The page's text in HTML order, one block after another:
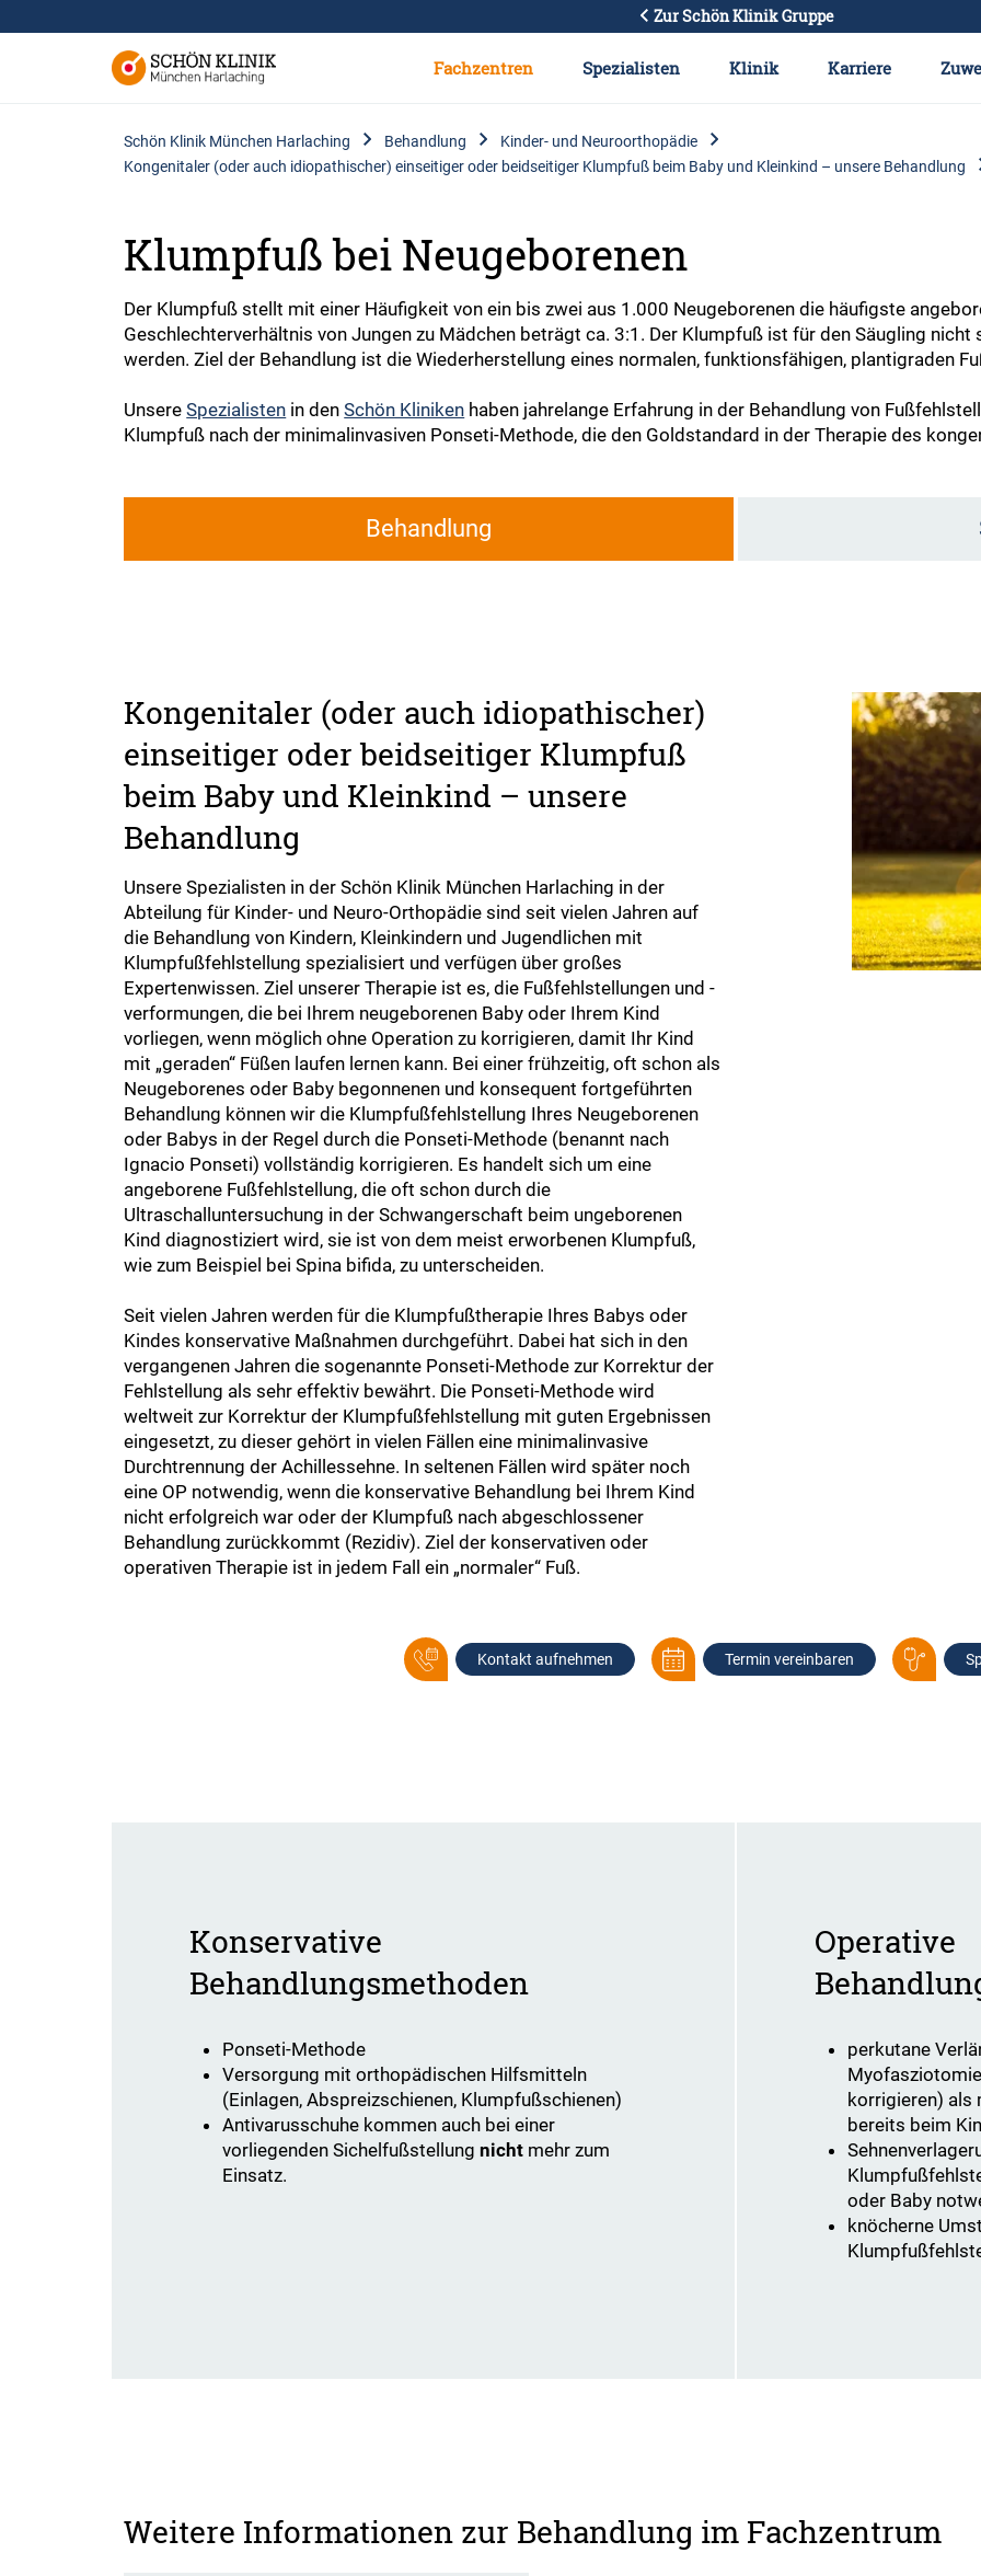
Zur Schön Klinik Gruppe
Fachzentren Spezialisten Klinik Karriere
Schön Klinik München Harlaching Behandlung
Kinder- und Neuroorthopädie
Kongenitaler (oder auch idiopathischer) einseitiger oder beidseitiger Klumpfuß beim Baby und Kleinkind – unsere Behandlung
Klumpfuß bei Neugeborenen
Der Klumpfuß stellt mit einer Häufigkeit von ein bis zwei aus 1.000 Neugeborenen die häufigste
Geschlechterverhältnis von Jungen zu Mädchen beträgt ca. 3:1. Der Klumpfuß ist für den Säugling
werden. Ziel der Behandlung ist die Wiederherstellung eines normalen, funktionsfähigen, plantigraden
UnsereSpezialisten in denSchön Kliniken haben jahrelange Erfahrung in der Behandlung von
Klumpfuß nach der minimalinvasiven Ponseti-Methode, die den Goldstandard in der Therapie des
Behandlung
Kongenitaler (oder auch idiopathischer)
einseitiger oder beidseitiger Klumpfuß
beim Baby und Kleinkind – unsere
Behandlung
​​​​​​​Unsere Spezialisten in der Schön Klinik München Harlaching in der
Abteilung für Kinder- und Neuro-Orthopädie sind seit vielen Jahren auf
die Behandlung von Kindern, Kleinkindern und Jugendlichen mit
Klumpfußfehlstellung spezialisiert und verfügen über großes
Expertenwissen. Ziel unserer Therapie ist es, die Fußfehlstellungen und -
verformungen, die bei Ihrem neugeborenen Baby oder Ihrem Kind
vorliegen, wenn möglich ohne Operation zu korrigieren, damit Ihr Kind
mit „geraden“ Füßen laufen lernen kann. Bei einer frühzeitig, oft schon als
Neugeborenes oder Baby begonnenen und konsequent fortgeführten
Behandlung können wir die Klumpfußfehlstellung Ihres Neugeborenen
oder Babys in der Regel durch die Ponseti-Methode (benannt nach
Ignacio Ponseti) vollständig korrigieren. Es handelt sich um eine
angeborene Fußfehlstellung, die oft schon durch die
Ultraschalluntersuchung in der Schwangerschaft beim ungeborenen
Kind diagnostiziert wird, sie ist von dem meist erworbenen Klumpfuß,
wie zum Beispiel bei Spina bifida, zu unterscheiden.
Seit vielen Jahren werden für die Klumpfußtherapie Ihres Babys oder
Kindes konservative Maßnahmen durchgeführt. Dabei hat sich in den
vergangenen Jahren die sogenannte Ponseti-Methode zur Korrektur der
Fehlstellung als sehr effektiv bewährt. Die Ponseti-Methode wird
weltweit zur Korrektur der Klumpfußfehlstellung mit guten Ergebnissen
eingesetzt, zu dieser gehört in vielen Fällen eine minimalinvasive
Durchtrennung der Achillessehne. In seltenen Fällen wird später noch
eine OP notwendig, wenn die konservative Behandlung bei Ihrem Kind
nicht erfolgreich war oder der Klumpfuß nach abgeschlossener
Behandlung zurückkommt (Rezidiv). Ziel der konservativen oder
operativen Therapie ist in jedem Fall ein „normaler“ Fuß.
Kontakt aufnehmen Termin vereinbaren
Konservative
Behandlungsmethoden
​​​​​​Ponseti-Methode
Versorgung mit orthopädischen Hilfsmitteln
(Einlagen, Abspreizschienen, Klumpfußschienen)
Antivarusschuhe kommen auch bei einer
vorliegenden Sichelfußstellungnicht mehr zum
Einsatz.
Operative
​​​​​perkutane
korrigieren) als
bereits beim
oder Baby
knöcherne
Weitere Informationen zur Behandlung im Fachzentrum